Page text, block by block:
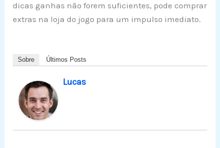
dicas ganhas não forem suficientes, pode comprar
extras na loja do jogo para um impulso imediato.
Sobre Últimos Posts
Lucas